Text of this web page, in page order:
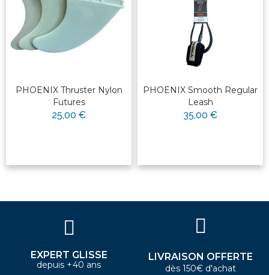
PHOENIX Thruster Nylon
Futures
25,00 €
PHOENIX Smooth Regular
Leash
35,00 €
EXPERT GLISSE
depuis +40 ans
LIVRAISON OFFERTE
dès 150€ d'achat